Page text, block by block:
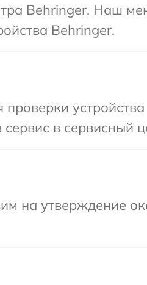
Behringer. Наш
Behringer.
в сервисный
на утверждение